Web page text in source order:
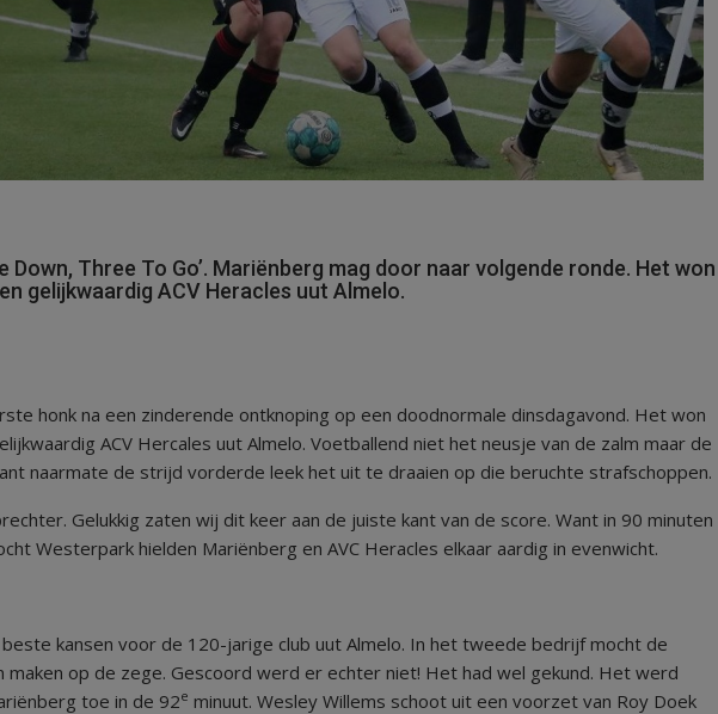
Down, Three To Go’. Mariënberg mag door naar volgende ronde. Het won
gelijkwaardig ACV Heracles uut Almelo.
honk na een zinderende ontknoping op een doodnormale dinsdagavond. Het won
ACV Hercales uut Almelo. Voetballend niet het neusje van de zalm maar de
naarmate de strijd vorderde leek het uit te draaien op die beruchte strafschoppen.
Gelukkig zaten wij dit keer aan de juiste kant van de score. Want in 90 minuten
Westerpark hielden Mariënberg en AVC Heracles elkaar aardig in evenwicht.
kansen voor de 120-jarige club uut Almelo. In het tweede bedrijf mocht de
maken op de zege. Gescoord werd er echter niet! Het had wel gekund. Het werd
toe in de 92e minuut. Wesley Willems schoot uit een voorzet van Roy Doek